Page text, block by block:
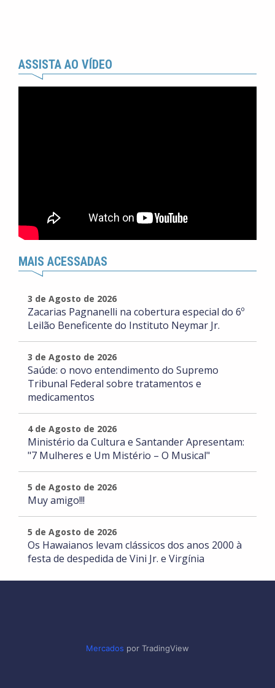
ASSISTA AO VÍDEO
MAIS ACESSADAS
3 de Agosto de 2026
Zacarias Pagnanelli na cobertura especial do 6º
Leilão Beneficente do Instituto Neymar Jr.
3 de Agosto de 2026
Saúde: o novo entendimento do Supremo
Tribunal Federal sobre tratamentos e
medicamentos
4 de Agosto de 2026
Ministério da Cultura e Santander Apresentam:
"7 Mulheres e Um Mistério – O Musical"
5 de Agosto de 2026
Muy amigo!!!
5 de Agosto de 2026
Os Hawaianos levam clássicos dos anos 2000 à
festa de despedida de Vini Jr. e Virgínia
Mercados por TradingView